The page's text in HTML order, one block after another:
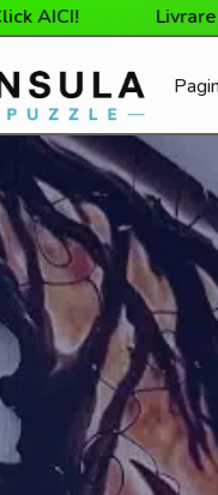
Livrare gratuită